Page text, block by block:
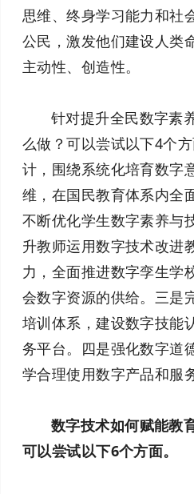
思维、终身学习能力和社
公民，激发他们建设人类
主动性、创造性。
针对提升全民数字素
么做？可以尝试以下4个
计，围绕系统化培育数字
维，在国民教育体系内全
不断优化学生数字素养与
升教师运用数字技术改进
力，全面推进数字孪生学
会数字资源的供给。三是
培训体系，建设数字技能
务平台。四是强化数字道
学合理使用数字产品和服务
数字技术如何赋能教
可以尝试以下6个方面。